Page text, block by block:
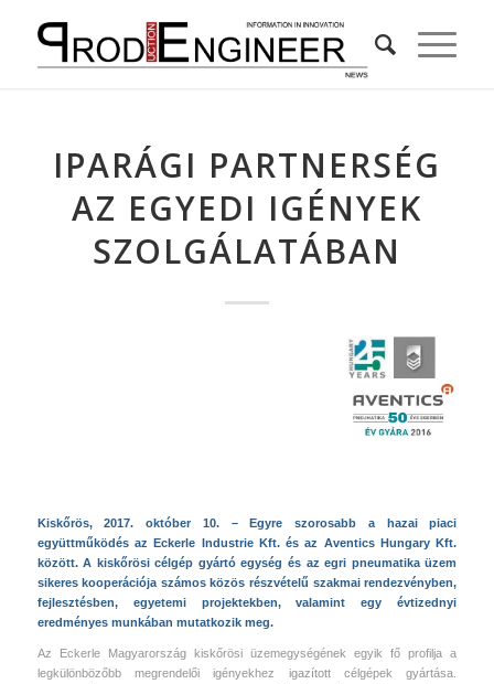
IPARÁGI PARTNERSÉG
AZ EGYEDI IGÉNYEK
SZOLGÁLATÁBAN
Kiskőrös, 2017. október 10. – Egyre szorosabb a hazai piaci
együttműködés az Eckerle Industrie Kft. és az Aventics Hungary Kft.
között. A kiskőrösi célgép gyártó egység és az egri pneumatika üzem
sikeres kooperációja számos közös részvételű szakmai rendezvényben,
fejlesztésben, egyetemi projektekben, valamint egy évtizednyi
eredményes munkában mutatkozik meg.
Az Eckerle Magyarország kiskőrösi üzemegységének egyik fő profilja a
legkülönbözőbb megrendelői igényekhez igazított célgépek gyártása.